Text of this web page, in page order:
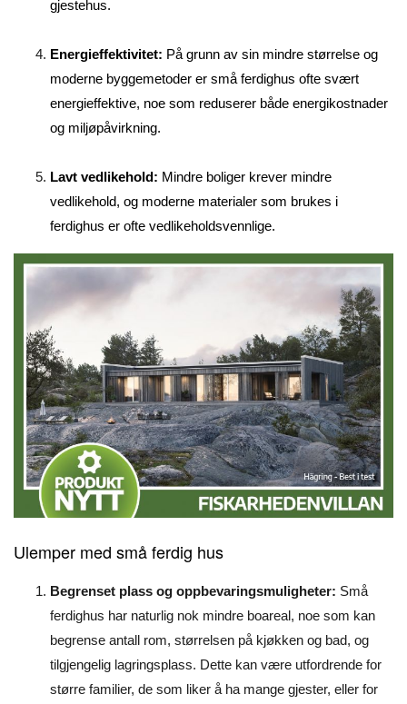
gjestehus.
Energieffektivitet: På grunn av sin mindre størrelse og
moderne byggemetoder er små ferdighus ofte svært
energieffektive, noe som reduserer både energikostnader
og miljøpåvirkning.
Lavt vedlikehold: Mindre boliger krever mindre
vedlikehold, og moderne materialer som brukes i
ferdighus er ofte vedlikeholdsvennlige.
Ulemper med små ferdig hus
Begrenset plass og oppbevaringsmuligheter: Små
ferdighus har naturlig nok mindre boareal, noe som kan
begrense antall rom, størrelsen på kjøkken og bad, og
tilgjengelig lagringsplass. Dette kan være utfordrende for
større familier, de som liker å ha mange gjester, eller for